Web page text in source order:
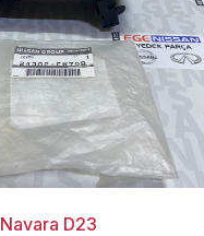
Navara D23